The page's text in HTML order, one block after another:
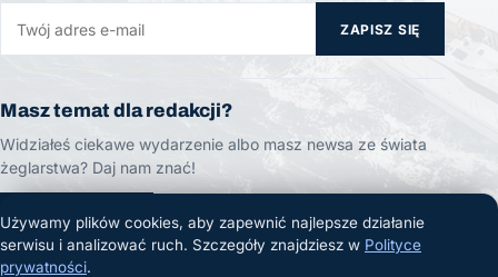
ZAPISZ SIĘ
Masz temat dla redakcji?
Widziałeś ciekawe wydarzenie albo masz newsa ze świata
żeglarstwa? Daj nam znać!
ZGŁOŚ TEMAT
Używamy plików cookies, aby zapewnić najlepsze działanie
serwisu i analizować ruch. Szczegóły znajdziesz w Polityce
prywatności.